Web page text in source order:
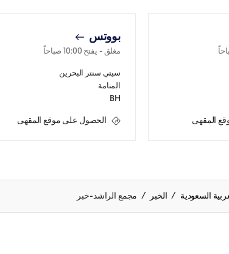
المقهى
بووتس
مغلق - يفتح 10:00 صباحاً
سيتي سنتر البحرين
المنامة
BH
الحصول على موقع المقهى
السعودية الخبر مجمع الراشد-خبر